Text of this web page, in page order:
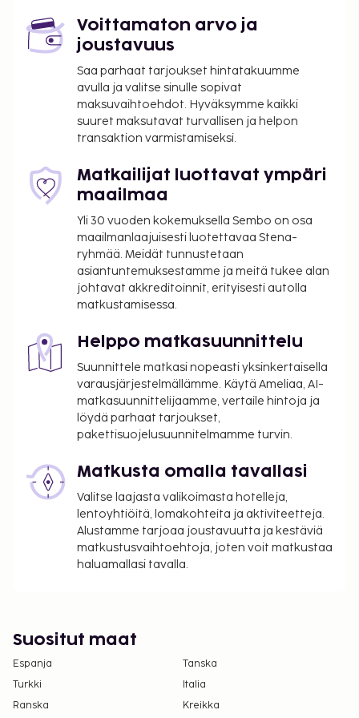
Karlsruhe Baden-Baden (FKB-Baden Airparkin
lentoasema) - 61,8 km / 38,4 mi
Majoituspaikan ensisijainen lentokenttä on
Strasbourg, Ranska (SXB-Strasbourgin
kansainvälinen lentoasema).
Käytössäsi on ympäri vuorokauden auki oleva
ympäri vuorokauden auki oleva vastaanotto.
Palveluihin kuuluu maksullinen omatoiminen
oleva kuntokeskus ja terassi. Tämän hotellin
palveluihin kuuluu ilmainen langaton internetyhteys,
pelihalli/-huone ja televisio yleisissä tiloissa. Tämä
hotelli tarjoaa asiakkailleen ravintolan ja kahvila.
Baarissa voit nauttia raikasta juotavaa. Ilmainen
majoituspaikan virallisen tähtiluokituksen on
myöntänyt Ranskan turismin kehitysjärjestö ATOUT.
Majoituspaikka veloittaa seuraavat paikan päällä
suoritettavat maksut. Maksuihin saattaa sisältyä
sovellettavat verot:
yö. Tätä veroa ei peritä alle 18 vuotta vanhoilta
lapsilta.
Tässä on mainittu kaikki majoituspaikan meille
ilmoittamat maksut.
Turvallinen omatoiminen pysäköinti: 10.00 EUR
Yllä oleva luettelo ei ehkä kata kaikkea. Maksut ja
takuumaksut eivät välttämättä sisällä veroja, ja ne
saattavat muuttua.
Voittamaton arvo ja
joustavuus
Saa parhaat tarjoukset hintatakuumme
avulla ja valitse sinulle sopivat
maksuvaihtoehdot. Hyväksymme kaikki
suuret maksutavat turvallisen ja helpon
transaktion varmistamiseksi.
Matkailijat luottavat ympäri
maailmaa
Yli 30 vuoden kokemuksella Sembo on osa
maailmanlaajuisesti luotettavaa Stena-
ryhmää. Meidät tunnustetaan
asiantuntemuksestamme ja meitä tukee alan
johtavat akkreditoinnit, erityisesti autolla
matkustamisessa.
Helppo matkasuunnittelu
Suunnittele matkasi nopeasti yksinkertaisella
varausjärjestelmällämme. Käytä Ameliaa, AI-
matkasuunnittelijaamme, vertaile hintoja ja
löydä parhaat tarjoukset,
pakettisuojelusuunnitelmamme turvin.
Matkusta omalla tavallasi
Valitse laajasta valikoimasta hotelleja,
lentoyhtiöitä, lomakohteita ja aktiviteetteja.
Alustamme tarjoaa joustavuutta ja kestäviä
matkustusvaihtoehtoja, joten voit matkustaa
haluamallasi tavalla.
Suositut maat
Espanja
Tanska
Turkki
Italia
Ranska
Kreikka